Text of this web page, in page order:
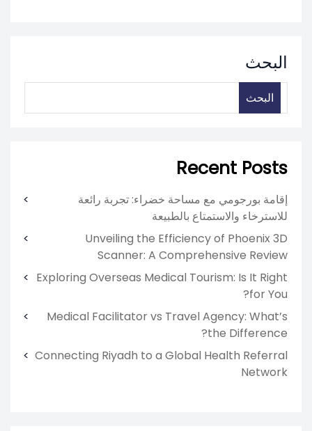
البحث
البحث
Recent Posts
إقامة بورجومي مع مساحة خضراء: تجربة رائعة
للاسترخاء والاستمتاع بالطبيعة
Unveiling the Efficiency of Phoenix 3D
Scanner: A Comprehensive Review
Exploring Overseas Medical Tourism: Is It Right
for You?
Medical Facilitator vs Travel Agency: What’s
the Difference?
Connecting Riyadh to a Global Health Referral
Network